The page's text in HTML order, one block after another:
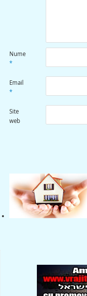
Nume
*
Email
*
Site
web